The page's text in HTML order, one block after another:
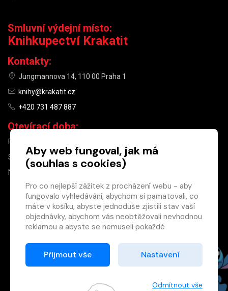
×
Máte u nás již
registrovaný
účet?
Registrací získáte slevu
na zboží ve výši 15 %
Smluvní výdejní místo:
Knihkupectví Krakatit
Kontakty:
Jungmannova 14, 110 00 Praha 1
knihy@krakatit.cz
+420 731 487 887
Otevírací doba:
PO–PÁ
SO
10:00–13:00
NE
Aby web fungoval, jak má
(souhlas s cookies)
Pro co nejlepší zážitek z procházení webu - aby
fungovalo vyhledávání, abychom si pamatovali, co
máte v košíku, abyste jednoduše zjistili stav vaší
objednávky, abychom vás neobtěžovali nevhodnou
reklamou a abyste se nemuseli pokaždé
Proto od vás potřebujeme souhlas se
zpracováním souborů cookies
Děkujeme, že nám ho dáte a pomůžete nám tak
Přijmout vše Nastavení
Odmítnout vše